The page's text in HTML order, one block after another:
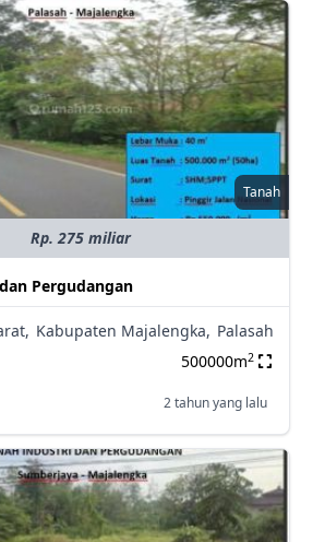
Tanah
Rp. 275 miliar
Pergudangan
Kabupaten Majalengka, Palasah
500000m2
2 tahun yang lalu